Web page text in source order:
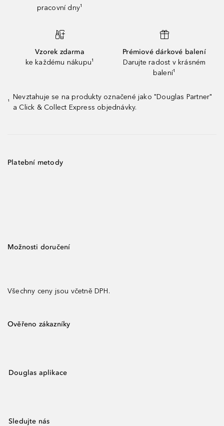
pracovní dny¹
Vzorek zdarma
ke každému nákupu¹
Prémiové dárkové balení
Darujte radost v krásném
balení¹
¹
Nevztahuje se na produkty označené jako "Douglas Partner"
a Click & Collect Express objednávky.
Platební metody
Možnosti doručení
Všechny ceny jsou včetně DPH.
Ověřeno zákazníky
Douglas aplikace
Sledujte nás